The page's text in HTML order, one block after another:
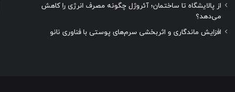
از پالایشگاه تا ساختمان؛ آئروژل چگونه مصرف انرژی را کاهش
می‌دهد؟
افزایش ماندگاری و اثربخشی سرم‌های پوستی با فناوری نانو